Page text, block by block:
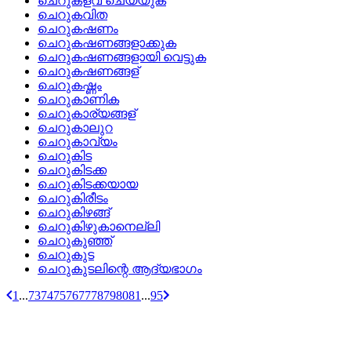
ചെറുകവിത
ചെറുകഷണം
ചെറുകഷണങ്ങളാക്കുക
ചെറുകഷണങ്ങളായി വെട്ടുക
ചെറുകഷണങ്ങള്
ചെറുകഷ്ണം
ചെറുകാണിക
ചെറുകാര്യങ്ങള്
ചെറുകാലുറ
ചെറുകാവ്യം
ചെറുകിട
ചെറുകിടക്ക
ചെറുകിടക്കയായ
ചെറുകിരീടം
ചെറുകിഴങ്ങ്
ചെറുകിഴുകാനെല്ലി
ചെറുകുഞ്ഞ്
ചെറുകുട
ചെറുകുടലിന്റെ ആദ്യഭാഗം
1 ...737475767778798081 ...95